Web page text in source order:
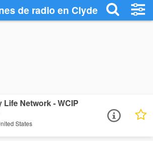
de radio en Clyde - Escuchar
Life Network - WCIP
States